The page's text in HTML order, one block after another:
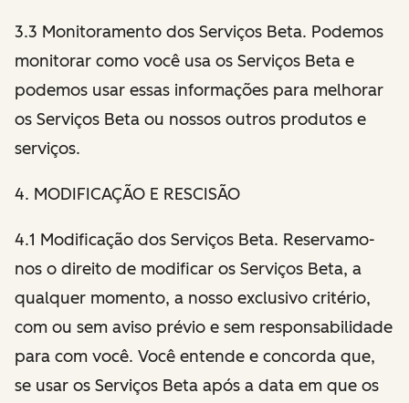
3.3 Monitoramento dos Serviços Beta. Podemos
monitorar como você usa os Serviços Beta e
podemos usar essas informações para melhorar
os Serviços Beta ou nossos outros produtos e
serviços.
4. MODIFICAÇÃO E RESCISÃO
4.1 Modificação dos Serviços Beta. Reservamo-
nos o direito de modificar os Serviços Beta, a
qualquer momento, a nosso exclusivo critério,
com ou sem aviso prévio e sem responsabilidade
para com você. Você entende e concorda que,
se usar os Serviços Beta após a data em que os